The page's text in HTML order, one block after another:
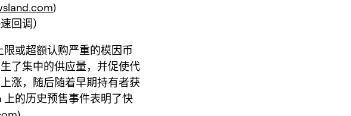
)
回调）
或超额认购严重的模因币
了集中的供应量，并促使代
涨，随后随着早期持有者获
的历史预售事件表明了快